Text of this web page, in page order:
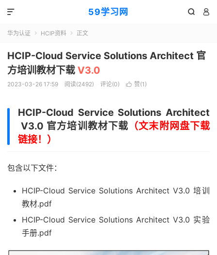
59学习网  

华为认证  HCIP资料  正文
HCIP-Cloud Service Solutions Architect 官
方培训教材下载 V3.0
2023-03-26 17:59 阅读(2492) 评论(0)  赞(1 )
HCIP-Cloud Service Solutions Architect
V3.0 官方培训教材下载 （文末附网盘下载
链接！）
包含以下文件：
HCIP-Cloud Service Solutions Architect V3.0 培训
教材.pdf
HCIP-Cloud Service Solutions Architect V3.0 实验
手册.pdf